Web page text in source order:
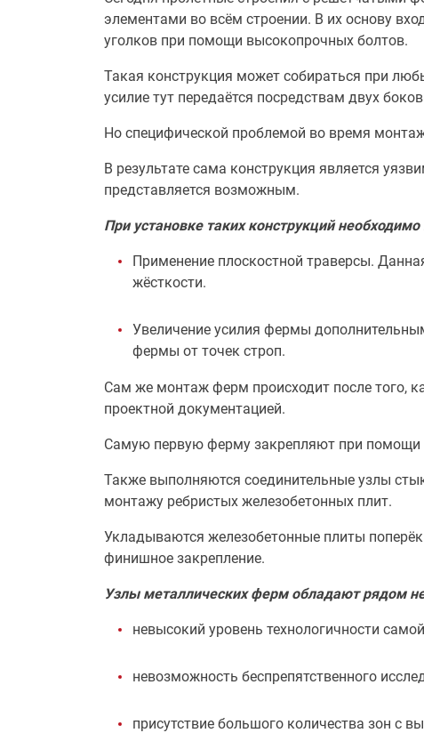
элементами во всём строении. В их основу
уголков при помощи высокопрочных болтов.
Такая конструкция может собираться при
усилие тут передаётся посредствам двух
Но специфической проблемой во время
В результате сама конструкция является
представляется возможным.
При установке таких конструкций
Применение плоскостной траверсы.
жёсткости.
Увеличение усилия фермы
фермы от точек строп.
Сам же монтаж ферм происходит после того,
проектной документацией.
Самую первую ферму закрепляют при помощи
Также выполняются соединительные узлы
монтажу ребристых железобетонных плит.
Укладываются железобетонные плиты
финишное закрепление.
Узлы металлических ферм обладают рядом
невысокий уровень технологичности
невозможность беспрепятственного
присутствие большого количества зон с